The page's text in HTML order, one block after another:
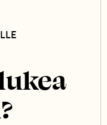
kaikki?